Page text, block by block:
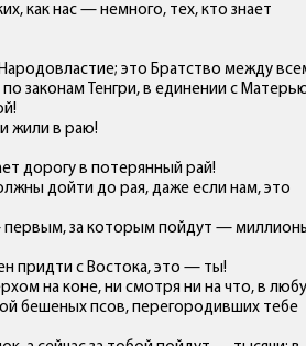
как нас — немного, тех, кто знает
это Братство между
законам Тенгри, в единении с
жили в раю!
дорогу в потерянный рай!
дойти до рая, даже если нам, это
за которым пойдут —
придти с Востока, это — ты!
на коне, ни смотря ни на что, в
бешеных псов, перегородивших тебе